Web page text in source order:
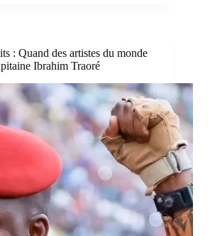
: Quand des artistes du monde
Ibrahim Traoré